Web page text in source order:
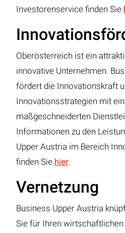
Investorenservice finden Sie
Oberösterreich ist ein
innovative Unternehmen.
fördert die Innovationskraft
Innovationsstrategien mit
maßgeschneiderten
Informationen zu den
Upper Austria im Bereich
finden Sie hier.
Vernetzung
Business Upper Austria
Sie für Ihren